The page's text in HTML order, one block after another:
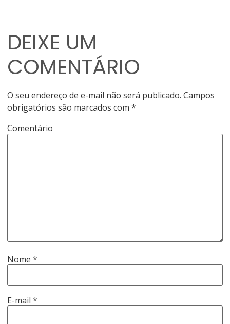
DEIXE UM
COMENTÁRIO
O seu endereço de e-mail não será publicado. Campos
obrigatórios são marcados com*
Comentário
Nome*
E-mail*